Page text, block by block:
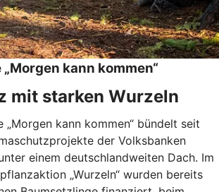
kann kommen“
mit starken Wurzeln
„Morgen kann kommen“ bündelt seit
der Volksbanken
einem deutschlandweiten Dach. Im
„Wurzeln“ wurden bereits